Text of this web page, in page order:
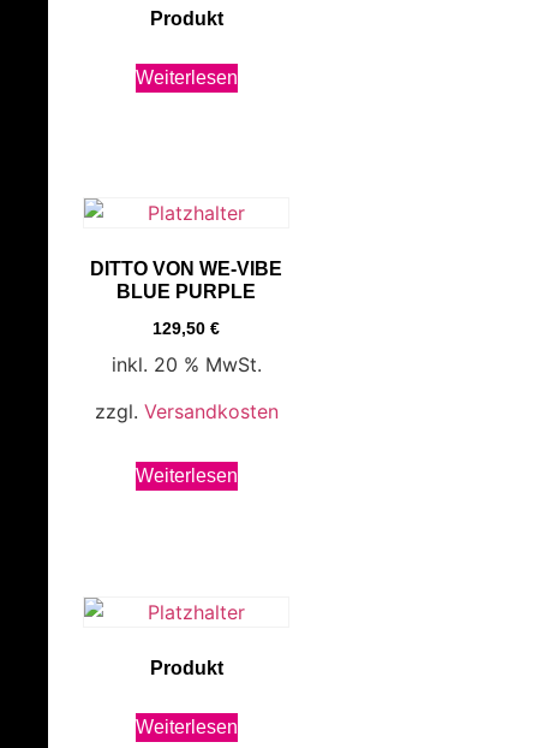
Produkt
Weiterlesen
DITTO VON WE-VIBE
BLUE PURPLE
129,50€
inkl. 20 % MwSt.
zzgl. Versandkosten
Weiterlesen
Produkt
Weiterlesen